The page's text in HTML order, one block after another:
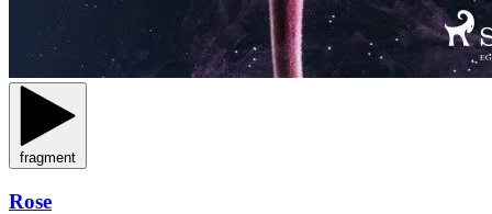
fragment
Rose